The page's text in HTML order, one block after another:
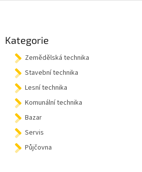
Kategorie
Zemědělská technika
Stavební technika
Lesní technika
Komunální technika
Bazar
Servis
Půjčovna